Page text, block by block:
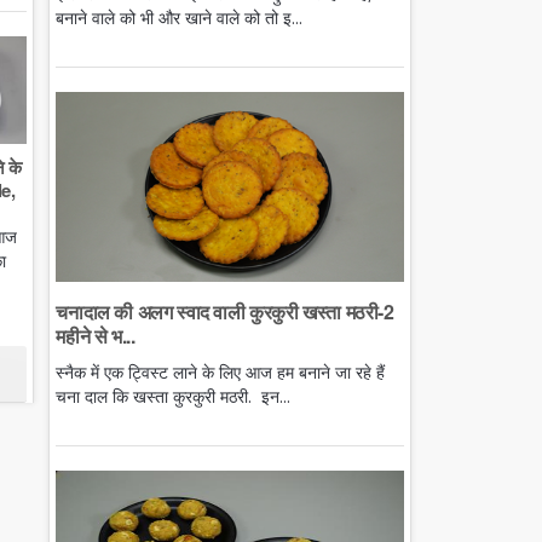
के
बनाने वाले को भी और खाने वाले को तो इ...
चनादाल की अलग स्वाद वाली कुरकुरी खस्ता मठरी-2
महीने से भ...
स्नैक में एक ट्विस्ट लाने के लिए आज हम बनाने जा रहे हैं
चना दाल कि खस्ता कुरकुरी मठरी. इन...